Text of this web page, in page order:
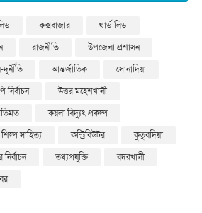
কক্সবাজার
থার্ড লিড
রাজনীতি
উপজেলা প্রশাসন
আন্তর্জাতিক
সোনাদিয়া
নির্বাচন
উত্তর মহেশখালী
কয়লা বিদ্যুৎ প্রকল্প
শিল্প সাহিত্য কন্ট্রিবিউটর
কুতুবদিয়া
তথ্যপ্রযুক্তি
বদরখালী